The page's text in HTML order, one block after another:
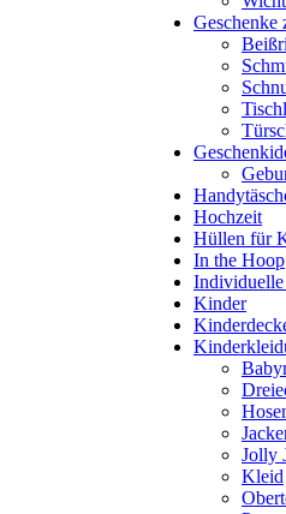
Geschenke
Hochzeit
Hüllen für
In the Hoop
Individuelle
Kinder
Jolly
Kleid